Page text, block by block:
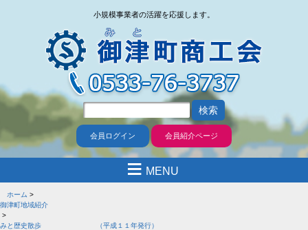
小規模事業者の活躍を応援します。
会員ログイン 会員紹介ページ
≡ MENU
ホーム
御津町地域紹介
みと歴史散歩 （平成１１年発行）